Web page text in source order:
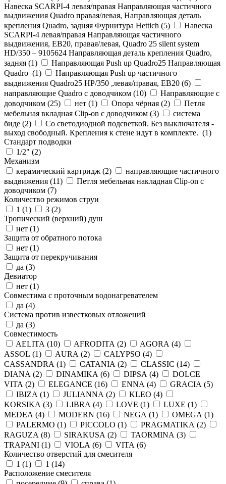
Навеска SCARPI-4 левая/правая Направляющая частичного
выдвижения Quadro правая/левая, Направляющая деталь
крепления Quadro, задняя Фурнитура Hettich (5)
Навеска
SCARPI-4 левая/правая Направляющая частичного
выдвижения, ЕВ20, правая/левая, Quadro 25 silent system
HD/350 – 9105624 Направляющая деталь крепления Quadro,
задняя (1)
Направляющая Push up Quadro25 Направляющая
Quadro (1)
Направляющая Push up частичного
выдвижения Quadro25 НР/350 ,левая/правая, ЕВ20 (6)
направляющие Quadro с доводчиком (10)
Направляющие с
доводчиком (25) нет (1) Опора чёрная (2)
Петля
мебельная вкладная Clip-on с доводчиком (3)
система
биде (2)
Со светодиодной подсветкой. Без выключателя -
выход свободный. Крепления к стене идут в комплекте. (1)
Стандарт подводки
1/2" (2)
Механизм
керамический картридж (2)
направляющие частичного
выдвижения (11)
Петля мебельная накладная Clip-on с
доводчиком (7)
Количество режимов струи
1 (1) 3 (2)
Тропический (верхний) душ
нет (1)
Защита от обратного потока
нет (1)
Защита от перекручивания
да (3)
Девиатор
нет (1)
Совместима с проточным водонагревателем
да (4)
Система против известковых отложений
да (3)
Совместимость
AELITA (10) AFRODITA (2) AGORA (4)
ASSOL (1) AURA (2) CALYPSO (4)
CASSANDRA (1) CATANIA (2) CLASSIC (14)
DIANA (2) DINAMIKA (6) DIPSA (4)
DOLCE
VITA (2) ELEGANCE (16) ENNA (4) GRACIA (5)
IBIZA (1) JULIANNA (2) KLEO (4)
KORSIKA (3) LIBRA (4) LOVE (1) LUXE (1)
MEDEA (4) MODERN (16) NEGA (1) OMEGA (1)
PALERMO (1) PICCOLO (1) PRAGMATIKA (2)
RAGUZA (8) SIRAKUSA (2) TAORMINA (3)
TRAPANI (1) VIOLA (6) VITA (6)
Количество отверстий для смесителя
1 (1) 1 (14)
Расположение смесителя